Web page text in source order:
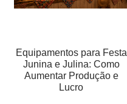
Equipamentos para Festa
Junina e Julina: Como
Aumentar Produção e
Lucro